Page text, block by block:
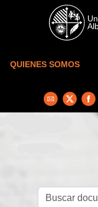
Skip to main content
QUIENES SOMOS